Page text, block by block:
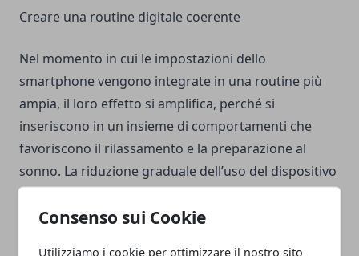
Consenso sui Cookie
Utilizziamo i cookie per ottimizzare il nostro sito
Creare una routine digitale coerente
Nel momento in cui le impostazioni dello
smartphone vengono integrate in una routine più
ampia, il loro effetto si amplifica, perché si
inseriscono in un insieme di comportamenti che
favoriscono il rilassamento e la preparazione al
sonno. La riduzione graduale dell’uso del dispositivo
nelle ore serali, accompagnata da attività meno
stimolanti, contribuisce a creare una transizione